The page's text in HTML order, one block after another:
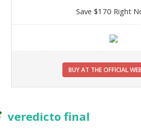
Save $170 Right
BUY AT THE OFFICIAL
veredicto final